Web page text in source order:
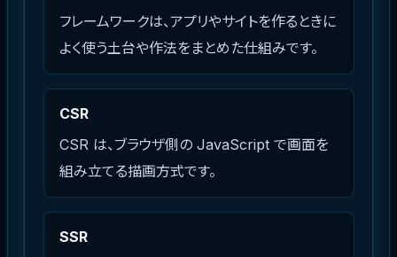
フレームワークは、アプリやサイトを作るときに
よく使う土台や作法をまとめた仕組みです。
CSR
CSR は、ブラウザ側の JavaScript で画面を
組み立てる描画方式です。
SSR